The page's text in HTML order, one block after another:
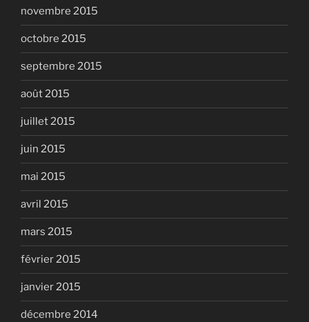
novembre 2015
octobre 2015
septembre 2015
août 2015
juillet 2015
juin 2015
mai 2015
avril 2015
mars 2015
février 2015
janvier 2015
décembre 2014